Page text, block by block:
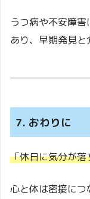
うつ病や不安障
あり、早期発見と
7. おわりに
「休日に気分が
心と体は密接に